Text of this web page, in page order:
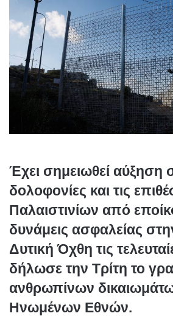
Έχει σημειωθεί αύξηση
δολοφονίες και τις
Παλαιστινίων από
δυνάμεις ασφαλείας
Δυτική Όχθη τις
δήλωσε την Τρίτη το
ανθρωπίνων
Ηνωμένων Εθνών.